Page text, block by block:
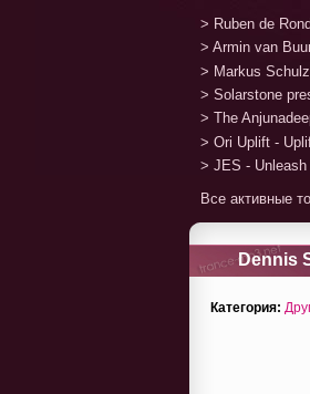
> Ruben de
> Armin van
> Markus
> Solarstone
> The
> Ori Uplift -
> JES - Unleash
Все активные
Dennis
Категория: